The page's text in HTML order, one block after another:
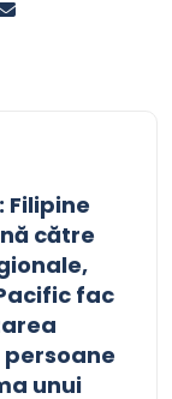
Filipine
către
fac
persoane
unui